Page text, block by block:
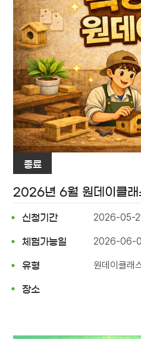
종료
2026년 6월 원데이클래
신청기간 2026-05-
체험가능일 2026-06-
유형 원데이클래
장소